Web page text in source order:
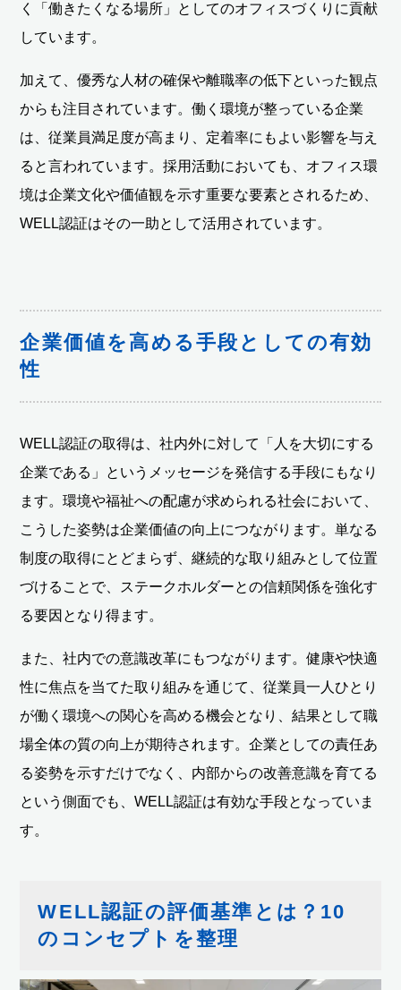
く「働きたくなる場所」としてのオフィスづくりに貢献
しています。
加えて、優秀な人材の確保や離職率の低下といった観点
からも注目されています。働く環境が整っている企業
は、従業員満足度が高まり、定着率にもよい影響を与え
ると言われています。採用活動においても、オフィス環
境は企業文化や価値観を示す重要な要素とされるため、
WELL認証はその一助として活用されています。
企業価値を高める手段としての有効
性
WELL認証の取得は、社内外に対して「人を大切にする
企業である」というメッセージを発信する手段にもなり
ます。環境や福祉への配慮が求められる社会において、
こうした姿勢は企業価値の向上につながります。単なる
制度の取得にとどまらず、継続的な取り組みとして位置
づけることで、ステークホルダーとの信頼関係を強化す
る要因となり得ます。
また、社内での意識改革にもつながります。健康や快適
性に焦点を当てた取り組みを通じて、従業員一人ひとり
が働く環境への関心を高める機会となり、結果として職
場全体の質の向上が期待されます。企業としての責任あ
る姿勢を示すだけでなく、内部からの改善意識を育てる
という側面でも、WELL認証は有効な手段となっていま
す。
WELL認証の評価基準とは？10
のコンセプトを整理